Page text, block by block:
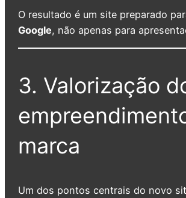
O resultado é um site preparado
Google, não apenas para
3. Valorização
marca
Um dos pontos centrais do novo